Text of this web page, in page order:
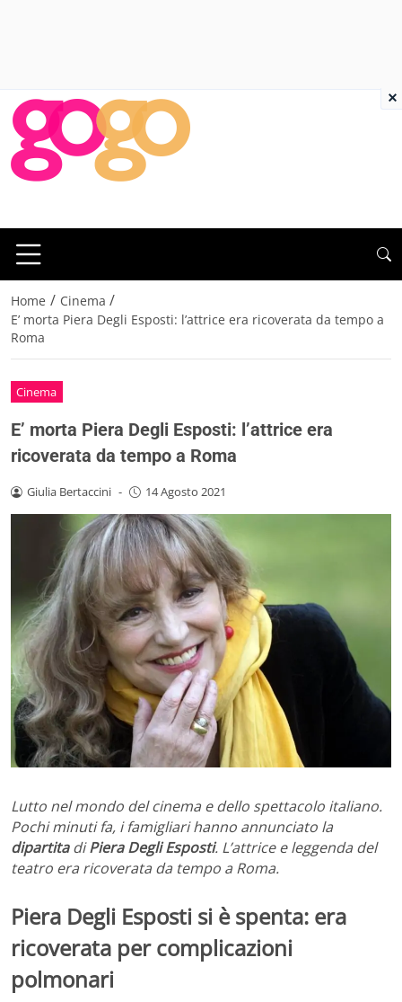
Home / Cinema /
E’ morta Piera Degli Esposti: l’attrice era ricoverata da tempo a
Roma
Cinema
E’ morta Piera Degli Esposti: l’attrice era
ricoverata da tempo a Roma
Giulia Bertaccini - 14 Agosto 2021
Lutto nel mondo del cinema e dello spettacolo italiano.
Pochi minuti fa, i famigliari hanno annunciato la
dipartitadiPiera Degli Esposti. L’attrice e leggenda del
teatro era ricoverata da tempo a Roma.
Piera Degli Esposti si è spenta: era
ricoverata per complicazioni
polmonari
×